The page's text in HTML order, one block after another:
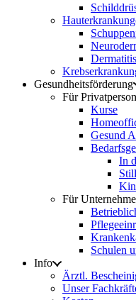
Dermatitis
Gesundheitsförderung
Für
Kurse
Gesund
In
Für
Schulen
Info
Ärztl.
Unser